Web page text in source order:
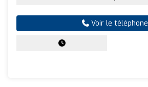
Voir le téléphone